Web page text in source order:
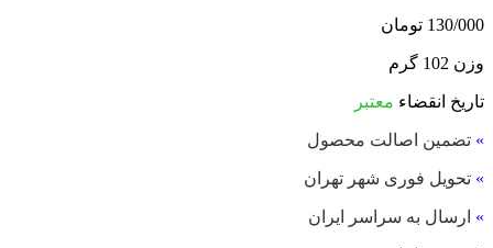
130/000 تومان
وزن 102 گرم
تاریخ انقضاء معتبر
» تضمین اصالت محصول
» تحویل فوری شهر تهران
» ارسال به سراسر ایران